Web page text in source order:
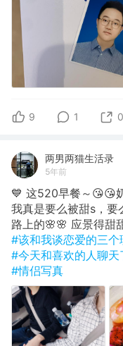
9 1 0
两男两猫生活录
5年前
💙 这520早餐～😘😘
我真是要么被甜s，要
路上的🌸🌸 应景得甜
#该和我谈恋爱的三个
#今天和喜欢的人聊天
#情侣写真